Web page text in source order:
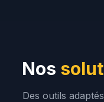
Nos
Des outils